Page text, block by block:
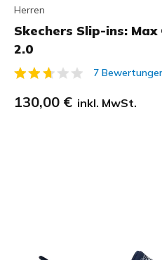
Herren
Skechers Slip-ins:
2.0
5 von 5 7
130,00 € inkl. MwSt.